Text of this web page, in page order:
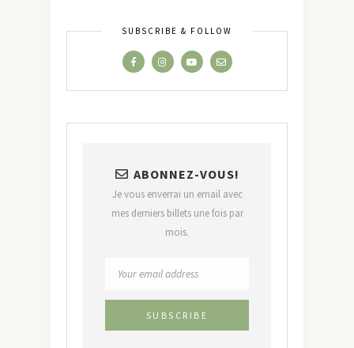
SUBSCRIBE & FOLLOW
ABONNEZ-VOUS!
Je vous enverrai un email avec
mes derniers billets une fois par
mois.